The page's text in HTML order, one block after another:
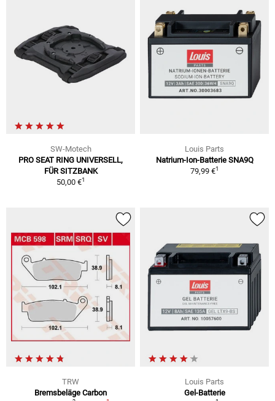
SW-Motech
PRO SEAT RING UNIVERSELL,
FÜR SITZBANK
50,00 €1
Louis Parts
Natrium-Ion-Batterie SNA9Q
79,99 €1
TRW
Bremsbeläge Carbon
Louis Parts
Gel-Batterie